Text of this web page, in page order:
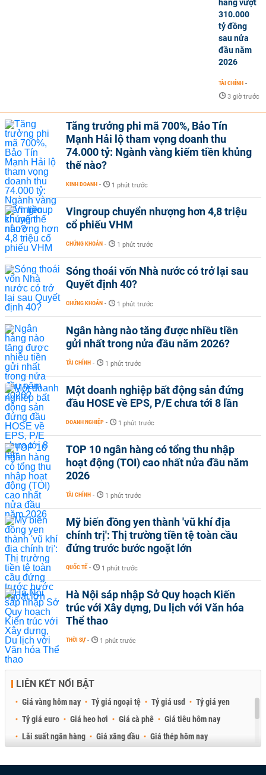
hàng vượt
310.000
tỷ đồng
sau nửa
đầu năm
2026
TÀI CHÍNH -
3 giờ trước
Tăng trưởng phi mã 700%, Bảo Tín
Mạnh Hải lộ tham vọng doanh thu
74.000 tỷ: Ngành vàng kiếm tiền khủng
thế nào?
KINH DOANH - 1 phút trước
Vingroup chuyển nhượng hơn 4,8 triệu
cổ phiếu VHM
CHỨNG KHOÁN - 1 phút trước
Sóng thoái vốn Nhà nước có trở lại sau
Quyết định 40?
CHỨNG KHOÁN - 1 phút trước
Ngân hàng nào tăng được nhiều tiền
gửi nhất trong nửa đầu năm 2026?
TÀI CHÍNH - 1 phút trước
Một doanh nghiệp bất động sản đứng
đầu HOSE về EPS, P/E chưa tới 8 lần
DOANH NGHIỆP - 1 phút trước
TOP 10 ngân hàng có tổng thu nhập
hoạt động (TOI) cao nhất nửa đầu năm
2026
TÀI CHÍNH - 1 phút trước
Mỹ biến đồng yen thành 'vũ khí địa
chính trị': Thị trường tiền tệ toàn cầu
đứng trước bước ngoặt lớn
QUỐC TẾ - 1 phút trước
Hà Nội sáp nhập Sở Quy hoạch Kiến
trúc với Xây dựng, Du lịch với Văn hóa
Thể thao
THỜI SỰ - 1 phút trước
LIÊN KẾT NỔI BẬT
Giá vàng hôm nay Tỷ giá ngoại tệ Tỷ giá usd
Tỷ giá yen
Tỷ giá euro
Giá heo hơi Giá cà phê
Giá tiêu hôm nay
Lãi suất ngân hàng
Giá xăng dầu
Giá thép hôm nay